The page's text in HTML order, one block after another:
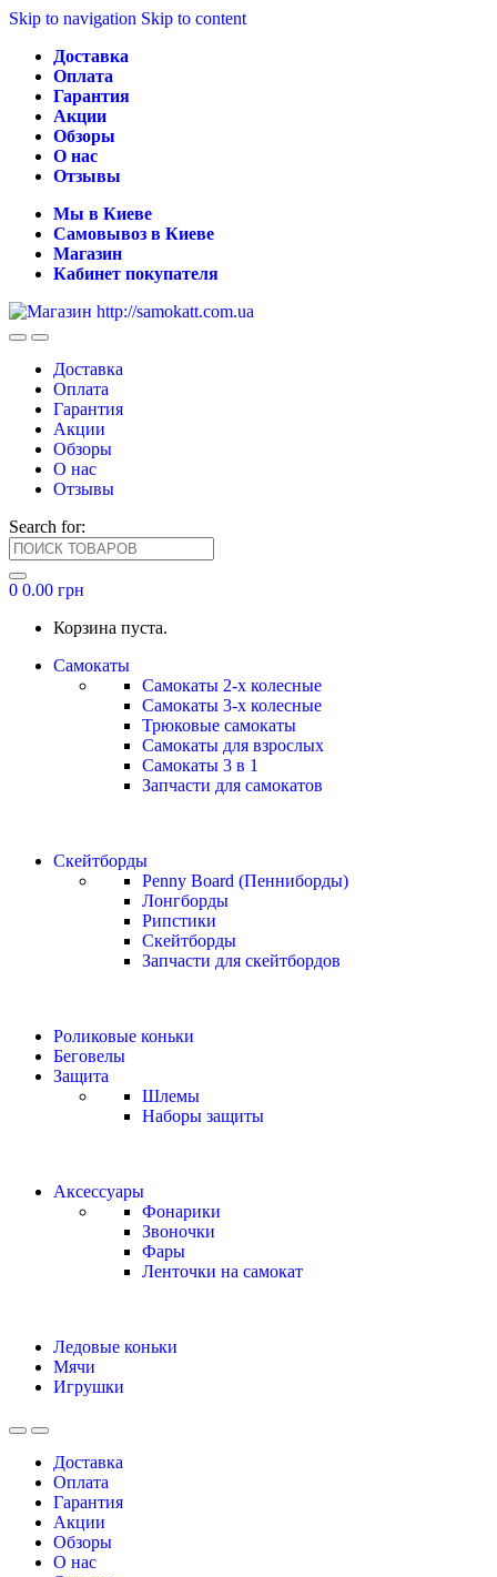
Skip to navigation Skip to content
Доставка
Оплата
Гарантия
Акции
Обзоры
О нас
Отзывы
Мы в Киеве
Самовывоз в Киеве
Магазин
Кабинет покупателя
Доставка
Оплата
Гарантия
Акции
Обзоры
О нас
Отзывы
Search for:
0 0.00 грн
Корзина пуста.
Самокаты
Самокаты 2-х колесные
Самокаты 3-х колесные
Трюковые самокаты
Самокаты для взрослых
Самокаты 3 в 1
Запчасти для самокатов
Скейтборды
Penny Board (Пенниборды)
Лонгборды
Рипстики
Скейтборды
Запчасти для скейтбордов
Роликовые коньки
Беговелы
Защита
Шлемы
Наборы защиты
Аксессуары
Фонарики
Звоночки
Фары
Ленточки на самокат
Ледовые коньки
Мячи
Игрушки
Доставка
Оплата
Гарантия
Акции
Обзоры
О нас